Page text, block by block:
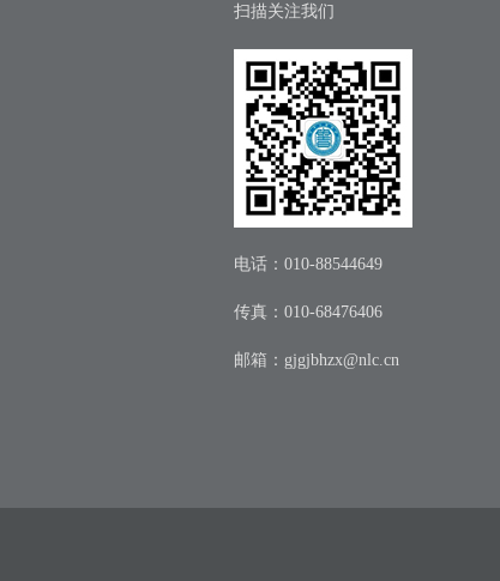
扫描关注我们
电话：010-88544649
传真：010-68476406
邮箱： gjgjbhzx@nlc.cn